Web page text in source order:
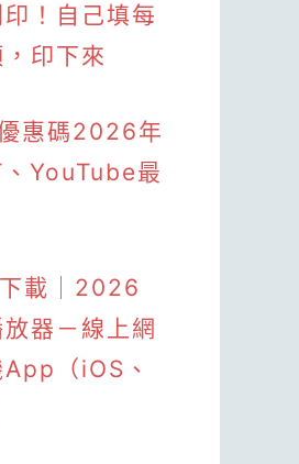
！自己填每
印下來
惠碼2026年
YouTube最
載｜2026
器－線上網
（iOS、